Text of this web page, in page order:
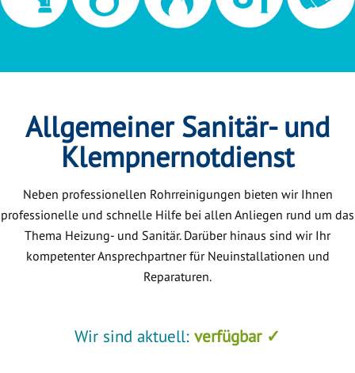
Allgemeiner Sanitär- und
Klempnernotdienst
Neben professionellen Rohrreinigungen bieten wir Ihnen
professionelle und schnelle Hilfe bei allen Anliegen rund um das
Thema Heizung- und Sanitär. Darüber hinaus sind wir Ihr
kompetenter Ansprechpartner für Neuinstallationen und
Reparaturen.
Wir sind aktuell: verfügbar ✓